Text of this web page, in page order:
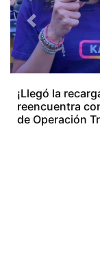
¡La Bichota
en su nuevo
tanto’
Previous